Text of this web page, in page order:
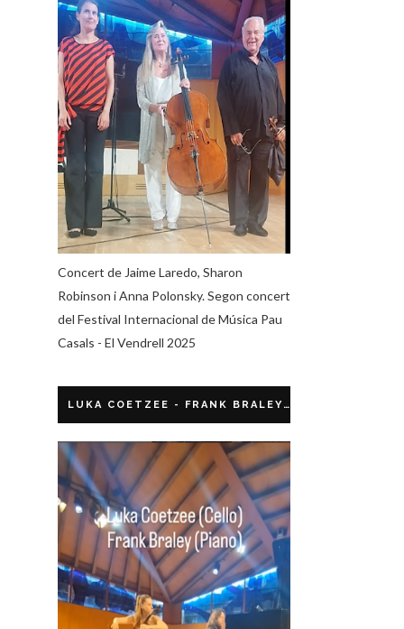
Concert de Jaime Laredo, Sharon
Robinson i Anna Polonsky. Segon concert
del Festival Internacional de Música Pau
Casals - El Vendrell 2025
LUKA COETZEE - FRANK BRALEY